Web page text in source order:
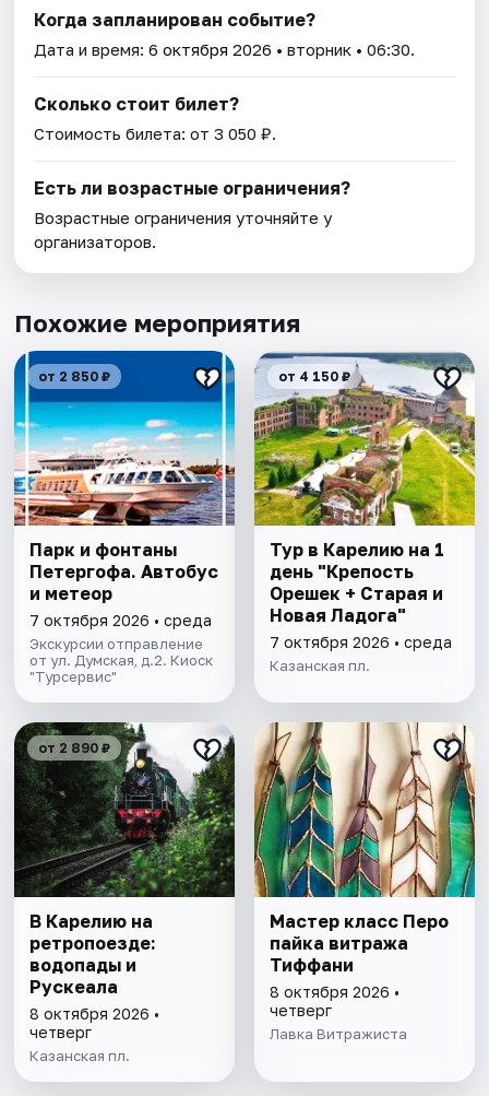
Когда запланирован событие?
Дата и время:6 октября 2026 • вторник • 06:30.
Сколько стоит билет?
Стоимость билета: от 3 050 ₽.
Есть ли возрастные ограничения?
Возрастные ограничения уточняйте у
организаторов.
Похожие мероприятия
от 2 850 ₽
Парк и фонтаны
Петергофа. Автобус
и метеор
7 октября 2026 • среда
Экскурсии отправление
от ул. Думская, д.2. Киоск
"Турсервис"
от 4 150 ₽
Тур в Карелию на 1
день "Крепость
Орешек + Старая и
Новая Ладога"
7 октября 2026 • среда
Казанская пл.
от 2 890 ₽
В Карелию на
ретропоезде:
водопады и
Рускеала
8 октября 2026 •
четверг
Казанская пл.
Мастер класс Перо
пайка витража
Тиффани
8 октября 2026 •
четверг
Лавка Витражиста